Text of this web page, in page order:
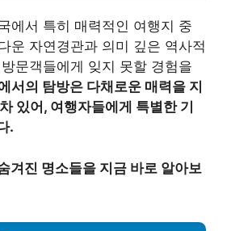
에서 특히 매력적인 여행지 중
운 자연경관과 의미 깊은 역사적
문객들에게 잊지 못할 경험을
서의 탐방은 다채로운 매력을 지
있어, 여행자들에게 특별한 기
.
겨진 명소들을 지금 바로 알아보